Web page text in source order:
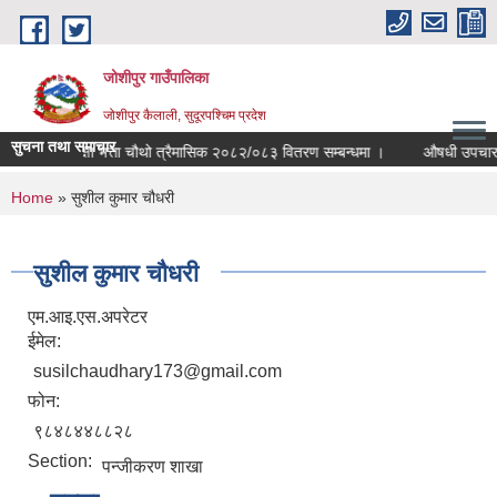
Skip to main content
जोशीपुर गाउँपालिका
जोशीपुर कैलाली, सुदूरपश्चिम प्रदेश
सुचना तथा समाचार
सामाजिक सुरक्षा भत्ता चौथो त्रैमासिक २०८२/०८३ वितरण सम्बन्धमा । औषधी उपचार
You are here
Home » सुशील कुमार चौधरी
सुशील कुमार चौधरी
एम.आइ.एस.अपरेटर
ईमेल:
susilchaudhary173@gmail.com
फोन:
९८४८४४८८२८
Section: पन्जीकरण शाखा